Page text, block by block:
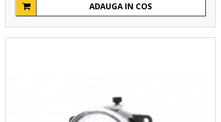
ADAUGA IN COS